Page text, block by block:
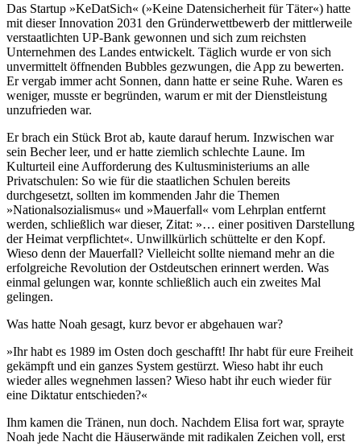
Das Startup »KeDatSich« (»Keine Datensicherheit für Täter«) hatte
mit dieser Innovation 2031 den Gründerwettbewerb der mittlerweile
verstaatlichten UP-Bank gewonnen und sich zum reichsten
Unternehmen des Landes entwickelt. Täglich wurde er von sich
unvermittelt öffnenden Bubbles gezwungen, die App zu bewerten.
Er vergab immer acht Sonnen, dann hatte er seine Ruhe. Waren es
weniger, musste er begründen, warum er mit der Dienstleistung
unzufrieden war.
Er brach ein Stück Brot ab, kaute darauf herum. Inzwischen war
sein Becher leer, und er hatte ziemlich schlechte Laune. Im
Kulturteil eine Aufforderung des Kultusministeriums an alle
Privatschulen: So wie für die staatlichen Schulen bereits
durchgesetzt, sollten im kommenden Jahr die Themen
»Nationalsozialismus« und »Mauerfall« vom Lehrplan entfernt
werden, schließlich war dieser, Zitat: »… einer positiven Darstellung
der Heimat verpflichtet«. Unwillkürlich schüttelte er den Kopf.
Wieso denn der Mauerfall? Vielleicht sollte niemand mehr an die
erfolgreiche Revolution der Ostdeutschen erinnert werden. Was
einmal gelungen war, konnte schließlich auch ein zweites Mal
gelingen.
Was hatte Noah gesagt, kurz bevor er abgehauen war?
»Ihr habt es 1989 im Osten doch geschafft! Ihr habt für eure Freiheit
gekämpft und ein ganzes System gestürzt. Wieso habt ihr euch
wieder alles wegnehmen lassen? Wieso habt ihr euch wieder für
eine Diktatur entschieden?«
Ihm kamen die Tränen, nun doch. Nachdem Elisa fort war, sprayte
Noah jede Nacht die Häuserwände mit radikalen Zeichen voll, erst